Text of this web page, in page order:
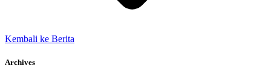
Kembali ke Berita
Archives